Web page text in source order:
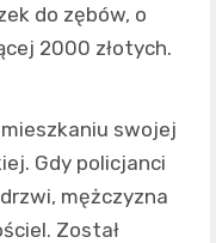
do zębów, o
2000 złotych.
swojej
Gdy policjanci
mężczyzna
Został